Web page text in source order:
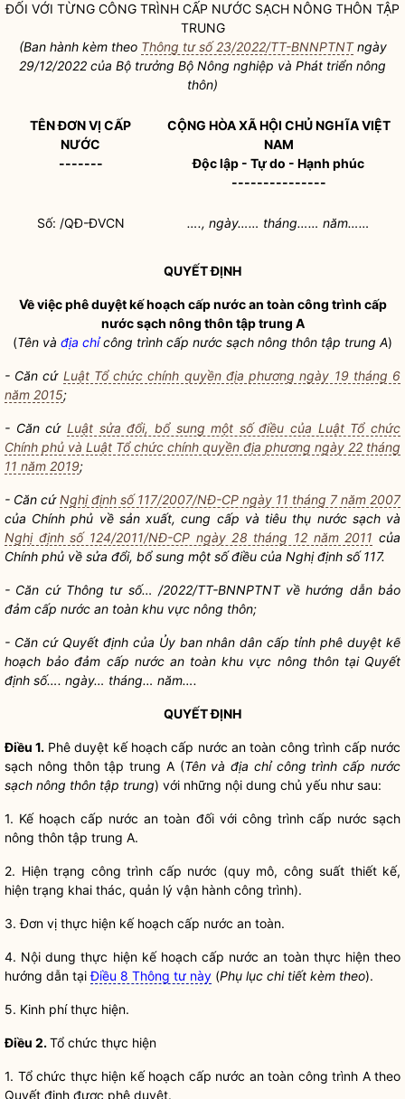
ĐỐI VỚI TỪNG CÔNG TRÌNH CẤP NƯỚC SẠCH NÔNG THÔN TẬP
TRUNG
(Ban hành kèm theo Thông tư số 23/2022/TT-BNNPTNTngày
29/12/2022 của Bộ trưởng Bộ Nông nghiệp và Phát triển nông
thôn)
TÊNĐƠN VỊ CẤP
NƯỚC
-------
CỘNG HÒA XÃ HỘI CHỦ NGHĨA VIỆT
NAM
Độc lập - Tự do - Hạnh phúc
---------------
Số: /QĐ-ĐVCN …., ngày…… tháng…… năm……
QUYẾT ĐỊNH
Về việc phê duyệt kế hoạch cấp nước an toàn công trình cấp
nước sạch nông thôn tập trung A
(Tên và địa chỉcông trình cấp nước sạch nông thôn tập trung A)
- Căn cứ Luật Tổ chức chính quyền địa phương ngày 19 tháng 6
năm 2015;
- Căn cứ Luật sửa đổi, bổ sung một số điều của Luật Tổ chức
Chính phủ và Luật Tổ chức chính quyền địa phương ngày 22 tháng
11 năm 2019;
- Căn cứNghị định số 117/2007/NĐ-CP ngày 11 tháng 7 năm 2007
của Chính phủ về sản xuất, cung cấp và tiêu thụ nước sạchvà
Nghị định số 124/2011/NĐ-CP ngày 28 tháng 12 năm 2011 của
Chính phủ về sửa đổi, bổ sung một số điều của Nghị định số 117.
- Căn cứ Thông tư số… /2022/TT-BNNPTNT về hướng dẫn bảo
đảm cấp nước an toàn khu vực nông thôn;
- Căn cứ Quyết định của Ủy ban nhân dân cấp tỉnh phê duyệt kế
hoạch bảo đảm cấp nước an toàn khu vực nông thôn tại Quyết
định số…. ngày… tháng… năm….
QUYẾT ĐỊNH
Điều 1. Phê duyệt kế hoạchcấp nước an toàn công trình cấp nước
sạch nông thôn tập trung A (Tên vàđịa chỉcông trình cấpnước
sạch nông thôn tập trung) với những nội dung chủ yếu như sau:
1. Kế hoạch cấp nước an toàn đối với công trình cấp nước sạch
nông thôn tập trung A.
2. Hiện trạng công trình cấp nước (quy mô, công suất thiết kế,
hiện trạng khai thác, quản lý vận hành công trình).
3. Đơn vị thực hiện kế hoạch cấp nước an toàn.
4. Nội dung thực hiện kế hoạchcấp nước an toànthực hiện theo
hướng dẫn tạiĐiều 8 Thông tư này (Phụ lục chi tiết kèm theo).
5. Kinh phí thực hiện.
Điều 2.Tổ chức thực hiện
1. Tổ chức thực hiện kế hoạch cấp nước an toàn công trình A theo
Quyết định được phê duyệt.